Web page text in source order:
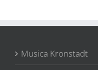
Musica Kronstadt